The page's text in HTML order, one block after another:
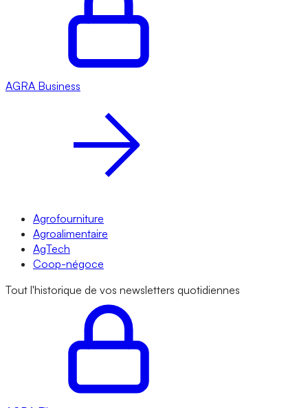
AGRA Business
Agrofourniture
Agroalimentaire
AgTech
Coop-négoce
Tout l'historique de vos newsletters quotidiennes